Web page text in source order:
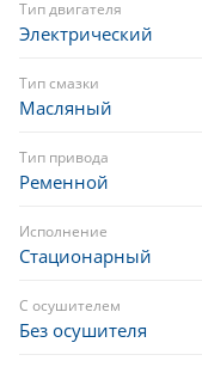
Тип двигателя
Электрический
Тип смазки
Масляный
Тип привода
Ременной
Исполнение
Стационарный
С осушителем
Без осушителя